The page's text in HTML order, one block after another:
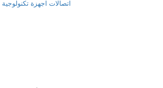
اتصالات اجهزة تكنولوجية